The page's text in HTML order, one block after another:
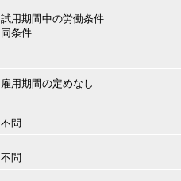
試用期間中の労働条件
同条件
雇用期間の定めなし
不問
不問